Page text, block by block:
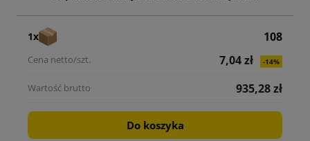
1x
108
7,04 zł
-14%
935,28 zł
Do koszyka